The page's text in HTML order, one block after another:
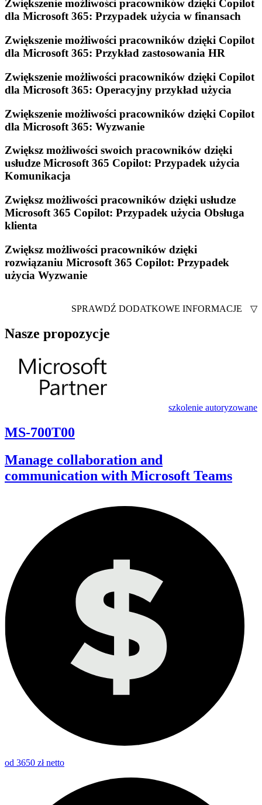
Zwiększenie możliwości pracowników dzięki Copilot
dla Microsoft 365: Przypadek użycia w finansach
Zwiększenie możliwości pracowników dzięki Copilot
dla Microsoft 365: Przykład zastosowania HR
Zwiększenie możliwości pracowników dzięki Copilot
dla Microsoft 365: Operacyjny przykład użycia
Zwiększenie możliwości pracowników dzięki Copilot
dla Microsoft 365: Wyzwanie
Zwiększ możliwości swoich pracowników dzięki
usłudze Microsoft 365 Copilot: Przypadek użycia
Komunikacja
Zwiększ możliwości pracowników dzięki usłudze
Microsoft 365 Copilot: Przypadek użycia Obsługa
klienta
Zwiększ możliwości pracowników dzięki
rozwiązaniu Microsoft 365 Copilot: Przypadek
użycia Wyzwanie
SPRAWDŹ DODATKOWE INFORMACJE ▽
Nasze propozycje
szkolenie autoryzowane
MS-700T00
Manage collaboration and
communication with Microsoft Teams
od 3650 zł netto